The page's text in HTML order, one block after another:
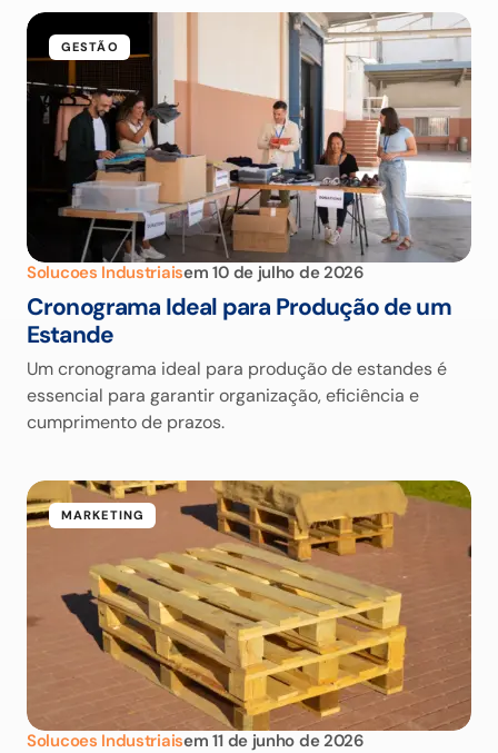
GESTÃO
Solucoes Industriaisem 10 de julho de 2026
Cronograma Ideal para Produção de um
Estande
Um cronograma ideal para produção de estandes é
essencial para garantir organização, eficiência e
cumprimento de prazos.
MARKETING
Solucoes Industriaisem 11 de junho de 2026